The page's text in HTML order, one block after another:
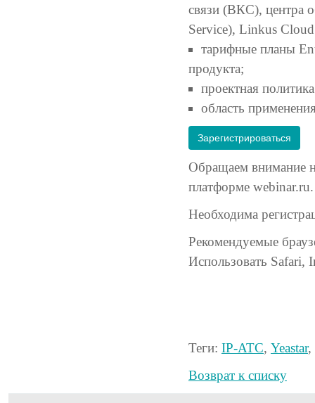
связи (ВКС), центра
Service), Linkus
тарифные планы
продукта;
проектная
область
Зарегистрироваться
Обращаем внимание
платформе webinar.ru.
Необходима
Рекомендуемые
Использовать Safari,
Теги: IP-АТС, Yeastar,
Возврат к списку